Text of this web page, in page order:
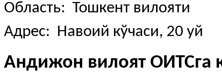
Область: Тошкент вилояти
Адрес: Навоий кўчаси, 20 уй
Андижон вилоят ОИТСга